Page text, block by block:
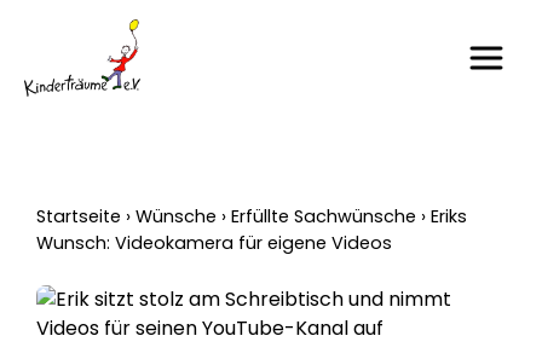
Startseite › Wünsche › Erfüllte Sachwünsche › Eriks
Wunsch: Videokamera für eigene Videos